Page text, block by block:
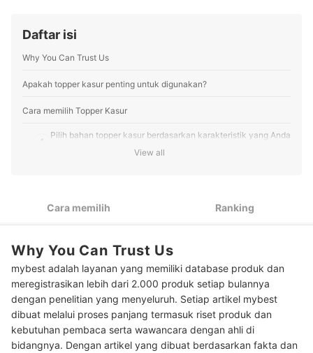
yang akurat, tepercaya, dan bermanfaat bagi pembaca
Profil Dominiko Dhany
Daftar isi
Why You Can Trust Us
Apakah topper kasur penting untuk digunakan?
Cara memilih Topper Kasur
1
Pilih bahan topper kasur berdasarkan karakteristik yang Anda
Agar mudah dibersihkan, utamakan topper dengan removable
Peringkat Topper Kasur Terbaik
Baca juga rekomendasi produk untuk kamar tidur di sini
View all
Cara memilih Ranking
Why You Can Trust Us
mybest adalah layanan yang memiliki database produk dan
meregistrasikan lebih dari 2.000 produk setiap bulannya
dengan penelitian yang menyeluruh. Setiap artikel mybest
dibuat melalui proses panjang termasuk riset produk dan
kebutuhan pembaca serta wawancara dengan ahli di
bidangnya. Dengan artikel yang dibuat berdasarkan fakta dan